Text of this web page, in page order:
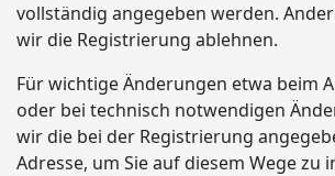
vollständig angegeben werden.
wir die Registrierung ablehnen.
Für wichtige Änderungen etwa beim
oder bei technisch notwendigen
wir die bei der Registrierung
Adresse, um Sie auf diesem Wege zu